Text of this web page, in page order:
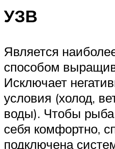
УЗВ
Является
способом
Исключает
условия (холод,
воды). Чтобы рыба
себя комфортно,
подключена